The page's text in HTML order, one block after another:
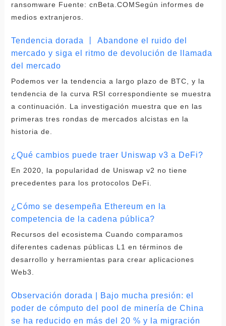
ransomware Fuente: cnBeta.COMSegún informes de
medios extranjeros.
Tendencia dorada 丨 Abandone el ruido del
mercado y siga el ritmo de devolución de llamada
del mercado
Podemos ver la tendencia a largo plazo de BTC, y la
tendencia de la curva RSI correspondiente se muestra
a continuación. La investigación muestra que en las
primeras tres rondas de mercados alcistas en la
historia de.
¿Qué cambios puede traer Uniswap v3 a DeFi?
En 2020, la popularidad de Uniswap v2 no tiene
precedentes para los protocolos DeFi.
¿Cómo se desempeña Ethereum en la
competencia de la cadena pública?
Recursos del ecosistema Cuando comparamos
diferentes cadenas públicas L1 en términos de
desarrollo y herramientas para crear aplicaciones
Web3.
Observación dorada | Bajo mucha presión: el
poder de cómputo del pool de minería de China
se ha reducido en más del 20 % y la migración